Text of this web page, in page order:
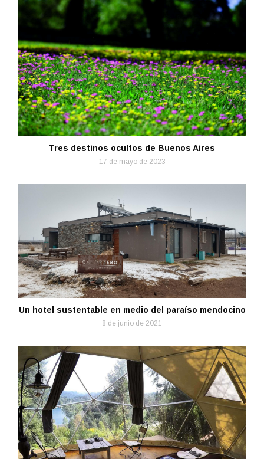
Tres destinos ocultos de Buenos Aires
17 de mayo de 2023
Un hotel sustentable en medio del paraíso mendocino
8 de junio de 2021